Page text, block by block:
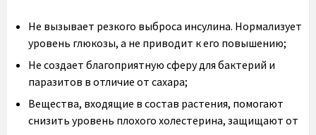
Не вызывает резкого выброса инсулина. Нормализует
уровень глюкозы, а не приводит к его повышению;
Не создает благоприятную сферу для бактерий и
паразитов в отличие от сахара;
Вещества, входящие в состав растения, помогают
снизить уровень плохого холестерина, защищают от